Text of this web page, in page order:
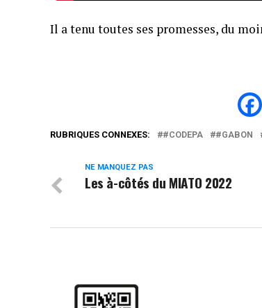
Il a tenu toutes ses promesses, du
RUBRIQUES CONNEXES: #CODEPA #GABON
NE MANQUEZ PAS
Les à-côtés du MIATO 2022